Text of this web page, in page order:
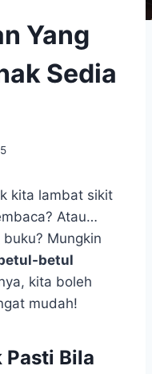
Yang
Sedia
kita lambat sikit
Atau…
Mungkin
betul
kita boleh
mudah!
Pasti Bila